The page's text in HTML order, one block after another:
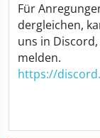
Für
dergleichen,
uns in
melden.
https://